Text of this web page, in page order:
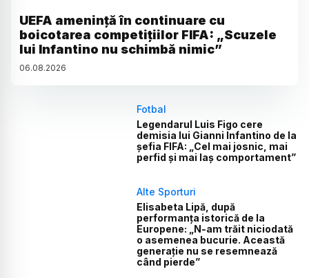
UEFA amenință în continuare cu
boicotarea competițiilor FIFA: „Scuzele
lui Infantino nu schimbă nimic”
06.08.2026
Fotbal
Legendarul Luis Figo cere
demisia lui Gianni Infantino de la
șefia FIFA: „Cel mai josnic, mai
perfid și mai laș comportament”
Alte Sporturi
Elisabeta Lipă, după
performanța istorică de la
Europene: „N-am trăit niciodată
o asemenea bucurie. Această
generație nu se resemnează
când pierde”